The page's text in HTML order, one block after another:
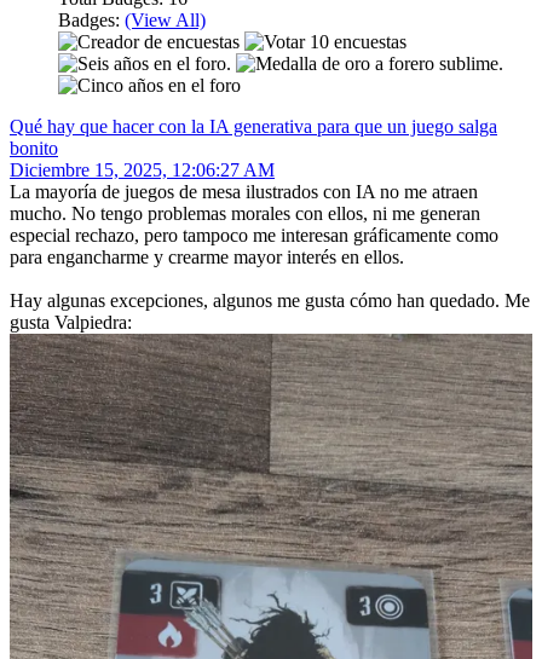
Badges: (View All)
Qué hay que hacer con la IA generativa para que un juego salga
bonito
Diciembre 15, 2025, 12:06:27 AM
La mayoría de juegos de mesa ilustrados con IA no me atraen
mucho. No tengo problemas morales con ellos, ni me generan
especial rechazo, pero tampoco me interesan gráficamente como
para engancharme y crearme mayor interés en ellos.
Hay algunas excepciones, algunos me gusta cómo han quedado. Me
gusta Valpiedra: